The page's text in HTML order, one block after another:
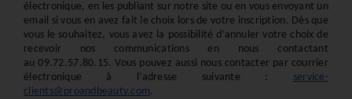
électronique, en les publiant sur notre site ou en vous envoyant un
email si vous en avez fait le choix lors de votre inscription. Dès que
vous le souhaitez, vous avez la possibilité d’annuler votre choix de
recevoir nos communications en nous contactant
au 09.72.57.80.15. Vous pouvez aussi nous contacter par courrier
électronique à l’adresse suivante : service-
clients@proandbeauty.com.